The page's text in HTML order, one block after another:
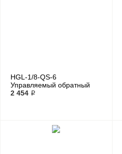
HGL-1/8-QS-6
Управляемый обратный
клапан
2 454 ₽